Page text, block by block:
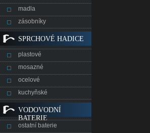
madla
zásobníky
SPRCHOVÉ HADICE
plastové
mosazné
ocelové
kuchyňské
VODOVODNÍ
BATERIE
ostatní baterie